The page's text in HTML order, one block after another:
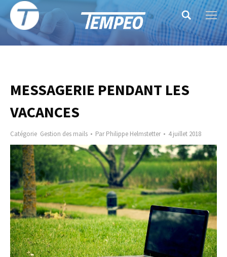
Search:
MESSAGERIE PENDANT LES
VACANCES
Catégorie Gestion des mails ParPhilippe Helmstetter 4 juillet 2018